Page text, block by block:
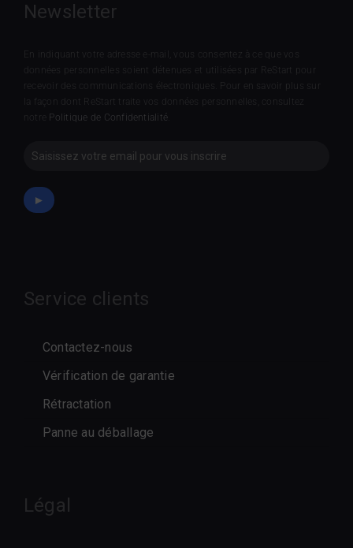
Newsletter
En indiquant votre adresse e-mail, vous consentez à ce que vos
données personnelles soient détenues et utilisées par ReStart pour
recevoir des communications électroniques. Pour en savoir plus sur
la façon dont ReStart traite vos données personnelles, consultez
notre
Politique de Confidentialité
Newsletter
►
Service clients
Contactez-nous
Vérification de garantie
Rétractation
Panne au déballage
Légal